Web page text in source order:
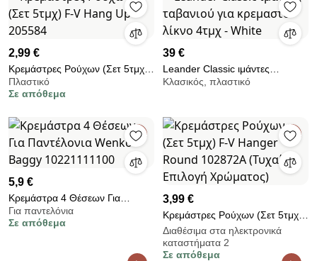
2,99 €
Κρεμάστρες Ρούχων (Σετ 5τμχ)
F-V Hang Up 205584
Πλαστικό
Σε απόθεμα
39 €
Leander Classic ιμάντες
ταβανιού για κρεμαστό λίκνο
Κλασικός, πλαστικό
5,9 €
Κρεμάστρα 4 Θέσεων Για
Παντέλονια Wenko Baggy
10221111100
Για παντελόνια
Σε απόθεμα
3,99 €
Κρεμάστρες Ρούχων (Σετ 5τμχ)
F-V Hanger Round 102872A
(Τυχαία Επιλογή Χρώματος)
Διαθέσιμα στα ηλεκτρονικά
καταστήματα 2
Σε απόθεμα